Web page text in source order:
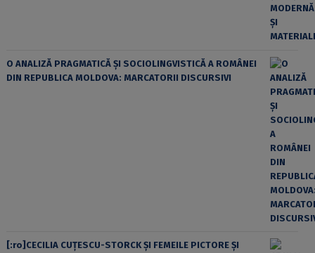
O ANALIZĂ PRAGMATICĂ ȘI SOCIOLINGVISTICĂ A ROMÂNEI
DIN REPUBLICA MOLDOVA: MARCATORII DISCURSIVI
[:ro]CECILIA CUŢESCU-STORCK ŞI FEMEILE PICTORE ŞI